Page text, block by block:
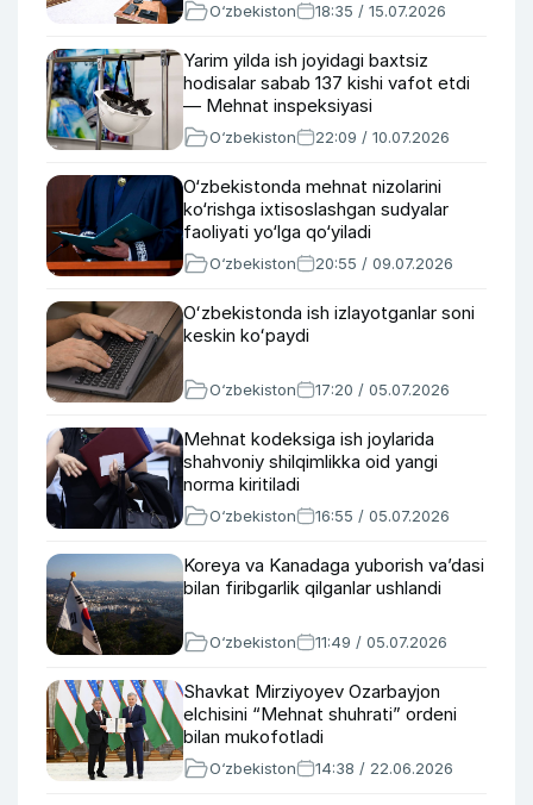
O‘zbekiston 18:35 / 15.07.2026
Yarim yilda ish joyidagi baxtsiz
hodisalar sabab 137 kishi vafot etdi
— Mehnat inspeksiyasi
O‘zbekiston 22:09 / 10.07.2026
O‘zbekistonda mehnat nizolarini
ko‘rishga ixtisoslashgan sudyalar
faoliyati yo‘lga qo‘yiladi
O‘zbekiston 20:55 / 09.07.2026
Oʻzbekistonda ish izlayotganlar soni
keskin koʻpaydi
O‘zbekiston 17:20 / 05.07.2026
Mehnat kodeksiga ish joylarida
shahvoniy shilqimlikka oid yangi
norma kiritiladi
O‘zbekiston 16:55 / 05.07.2026
Koreya va Kanadaga yuborish va’dasi
bilan firibgarlik qilganlar ushlandi
O‘zbekiston 11:49 / 05.07.2026
Shavkat Mirziyoyev Ozarbayjon
elchisini “Mehnat shuhrati” ordeni
bilan mukofotladi
O‘zbekiston 14:38 / 22.06.2026